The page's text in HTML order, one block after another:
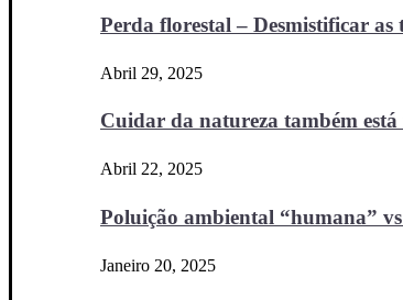
Perda florestal – Desmistificar as
Abril 29, 2025
Cuidar da natureza também está
Abril 22, 2025
Poluição ambiental “humana”
Janeiro 20, 2025